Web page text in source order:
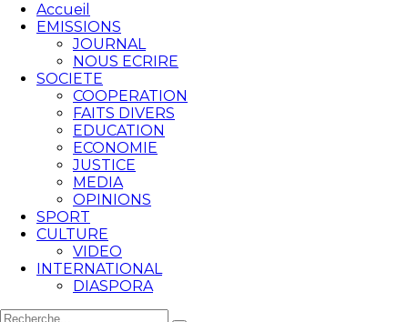
Accueil
EMISSIONS
JOURNAL
NOUS ECRIRE
SOCIETE
COOPERATION
FAITS DIVERS
EDUCATION
ECONOMIE
JUSTICE
MEDIA
OPINIONS
SPORT
CULTURE
VIDEO
INTERNATIONAL
DIASPORA